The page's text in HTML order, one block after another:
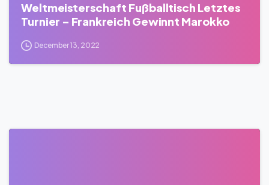
Weltmeisterschaft Fußballtisch Letztes
Turnier – Frankreich Gewinnt Marokko
December 13, 2022